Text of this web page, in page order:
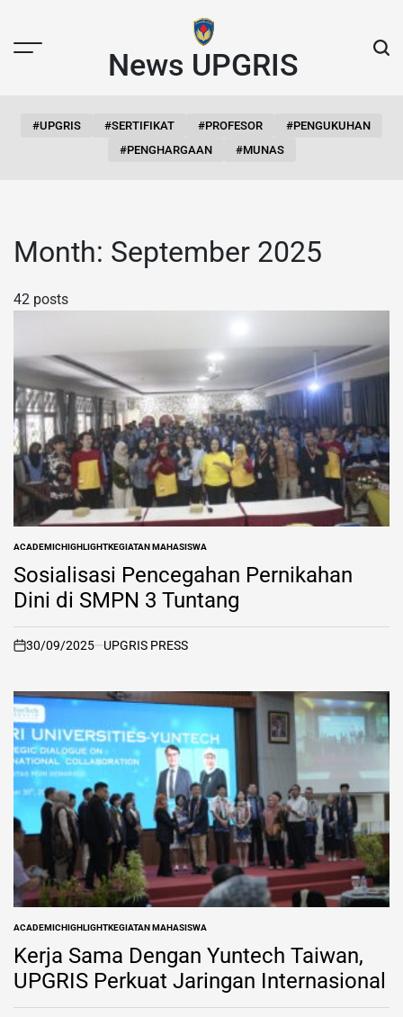
content
News UPGRIS
#UPGRIS #SERTIFIKAT #PROFESOR
#PENGUKUHAN
#PENGHARGAAN
#MUNAS
Month: September 2025
42 posts
POSTED
IN
ACADEMICHIGHLIGHTKEGIATAN MAHASISWA
Sosialisasi Pencegahan Pernikahan
Dini di SMPN 3 Tuntang
on
30/09/2025 UPGRIS PRESS
POSTED
IN
ACADEMICHIGHLIGHTKEGIATAN MAHASISWA
Kerja Sama Dengan Yuntech Taiwan,
UPGRIS Perkuat Jaringan Internasional